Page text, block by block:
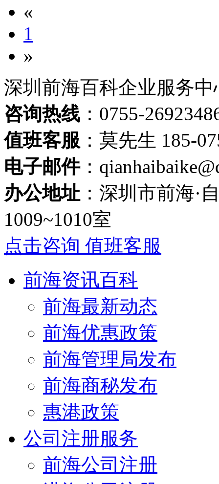
«
1
»
深圳前海百科企业服务中
咨询热线 ：0755-
值班客服 ：莫先生 185-
电子邮件：
办公地址 ：深圳市前海·
1009~1010室
点击咨询 值班客服
前海资讯百科
前海最新动态
前海优惠政策
前海管理局发布
前海商秘发布
惠港政策
公司注册服务
前海公司注册